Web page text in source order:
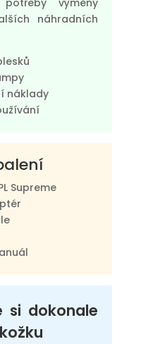
výměny
náhradních
náklady
Supreme
si dokonale